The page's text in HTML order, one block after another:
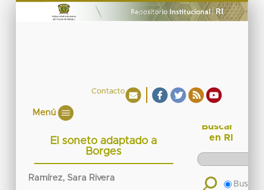
Contacto
Menú
El soneto adaptado a
Borges
Ramírez, Sara Rivera
Buscar
en RI
Buscar